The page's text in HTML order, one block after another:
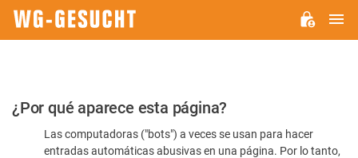
Por
favor,
confirme
¿Por qué aparece esta página?
Las computadoras ("bots") a veces se usan para hacer
entradas automáticas abusivas en una página. Por lo tanto,